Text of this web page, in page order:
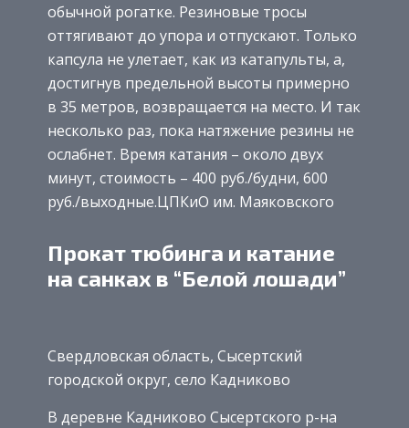
обычной рогатке. Резиновые тросы
оттягивают до упора и отпускают. Только
капсула не улетает, как из катапульты, а,
достигнув предельной высоты примерно
в 35 метров, возвращается на место. И так
несколько раз, пока натяжение резины не
ослабнет. Время катания – около двух
минут, стоимость – 400 руб./будни, 600
руб./выходные.ЦПКиО им. Маяковского
Прокат тюбинга и катание
на санках в “Белой лошади”
Свердловская область, Сысертский
городской округ, село Кадниково
В деревне Кадниково Сысертского р-на